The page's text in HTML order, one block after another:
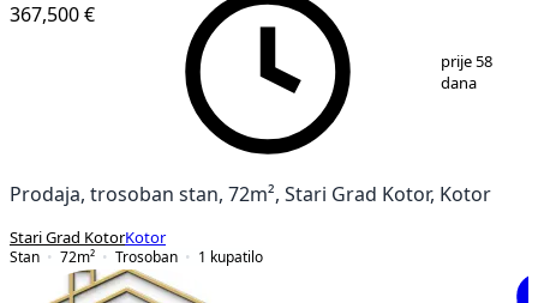
367,500 €
prije 58
dana
Prodaja, trosoban stan, 72m², Stari Grad Kotor, Kotor
Stari Grad KotorKotor
Stan
72m² Trosoban 1 kupatilo